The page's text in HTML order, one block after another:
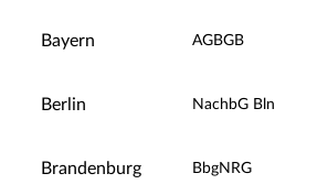
Bayern AGBGB
Berlin NachbG Bln
Brandenburg BbgNRG